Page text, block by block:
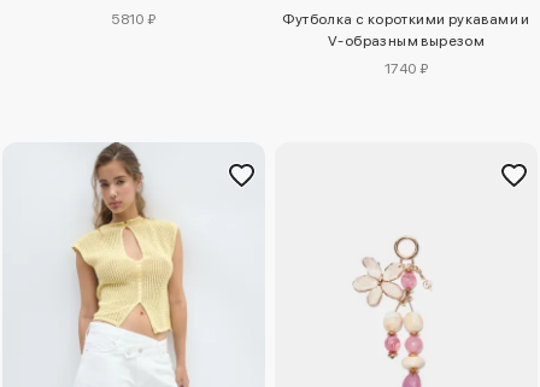
5810 ₽
Футболка с короткими рукавами и
V-образным вырезом
1740 ₽